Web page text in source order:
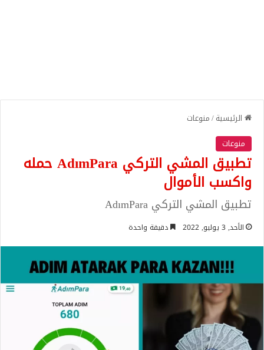
الرئيسية/منوعات
منوعات
تطبيق المشي التركي AdımPara حمله
واكسب الأموال
تطبيق المشي التركي AdımPara
الأحد, 3 يوليو, 2022 دقيقة واحدة